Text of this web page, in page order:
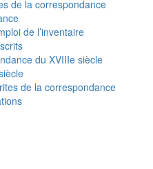
de la correspondance
de l’inventaire
du XVIIIe siècle
de la correspondance